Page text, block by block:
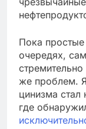
Пока
очередях,
же проблем.
цинизма стал
где